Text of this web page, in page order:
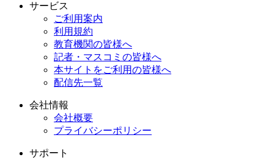
サービス
ご利用案内
利用規約
教育機関の皆様へ
記者・マスコミの皆様へ
本サイトをご利用の皆様へ
配信先一覧
会社情報
会社概要
プライバシーポリシー
サポート